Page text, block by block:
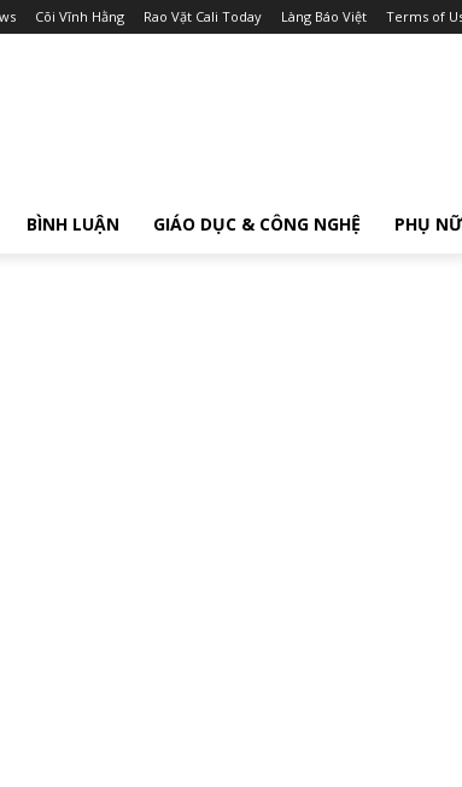
Cõi Vĩnh Hằng Rao Vặt Cali Today Làng Báo Việt Terms of
BÌNH LUẬN GIÁO DỤC & CÔNG NGHỆ PHỤ NỮ